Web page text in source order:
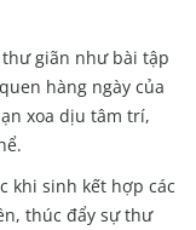
giãn như bài tập
hàng ngày của
xoa dịu tâm trí,
khi sinh kết hợp các
thúc đẩy sự thư